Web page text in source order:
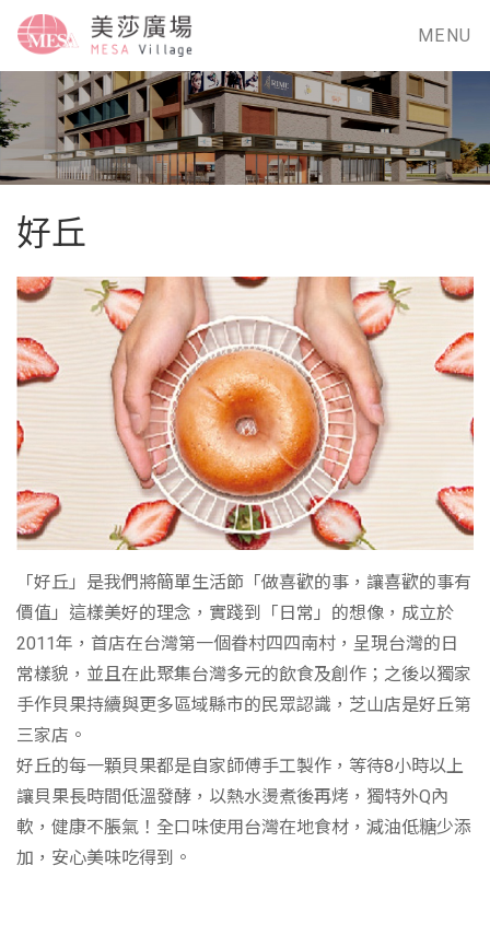
MENU
好丘
「好丘」是我們將簡單生活節「做喜歡的事，讓喜歡的事有
價值」這樣美好的理念，實踐到「日常」的想像，成立於
2011年，首店在台灣第一個眷村四四南村，呈現台灣的日
常樣貌，並且在此聚集台灣多元的飲食及創作；之後以獨家
手作貝果持續與更多區域縣市的民眾認識，芝山店是好丘第
三家店。
好丘的每一顆貝果都是自家師傅手工製作，等待8小時以上
讓貝果長時間低溫發酵，以熱水燙煮後再烤，獨特外Q內
軟，健康不脹氣！全口味使用台灣在地食材，減油低糖少添
加，安心美味吃得到。